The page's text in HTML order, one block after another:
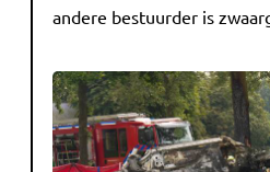
andere bestuurder is